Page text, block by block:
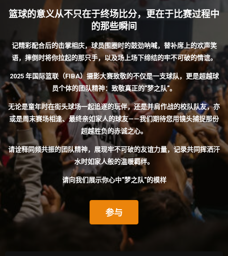
篮球的意义从不只在于终场比分，更在于比赛过程中
的那些瞬间
记精彩配合后的击掌相庆，球员围圈时的鼓劲呐喊，替补席上的欢声笑
语，摔倒时将你拉起的那只手，以及场上场下缔结的牢不可破的情谊。
2025 年国际篮联（FIBA）摄影大赛致敬的不仅是一支球队，更是超越球
员个体的团队精神：致敬真正的"梦之队"。
无论是童年时在街头球场一起追逐的玩伴，还是并肩作战的校队队友，亦
或是周末赛场相逢、最终亲如家人的球友——我们期待您用镜头捕捉那份
超越胜负的赤诚之心。
请诠释同频共振的团队精神，展现牢不可破的友谊力量，记录共同挥洒汗
水时如家人般的温暖羁绊。
请向我们展示你心中"梦之队"的模样
参与